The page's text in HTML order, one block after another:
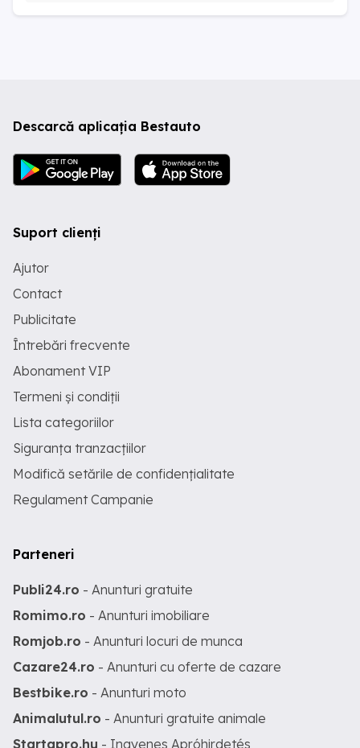
Descarcă aplicația Bestauto
Suport clienți
Ajutor
Contact
Publicitate
Întrebări frecvente
Abonament VIP
Termeni și condiții
Lista categoriilor
Siguranța tranzacțiilor
Modifică setările de confidențialitate
Regulament Campanie
Parteneri
Publi24.ro - Anunturi gratuite
Romimo.ro - Anunturi imobiliare
Romjob.ro - Anunturi locuri de munca
Cazare24.ro - Anunturi cu oferte de cazare
Bestbike.ro - Anunturi moto
Animalutul.ro - Anunturi gratuite animale
Startapro.hu - Ingyenes Apróhirdetés